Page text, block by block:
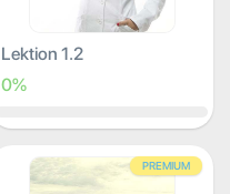
Lektion 1.2
0%
PREMIUM